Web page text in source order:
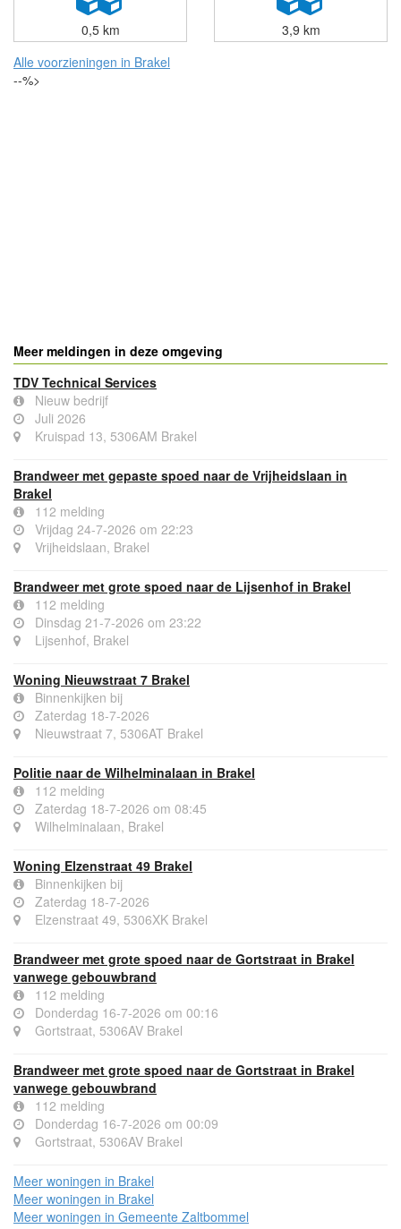
0,5 km
3,9 km
Alle voorzieningen in Brakel
--%>
Meer meldingen in deze omgeving
TDV Technical Services
Nieuw bedrijf
Juli 2026
Kruispad 13, 5306AM Brakel
Brandweer met gepaste spoed naar de Vrijheidslaan in
Brakel
112 melding
Vrijdag 24-7-2026 om 22:23
Vrijheidslaan, Brakel
Brandweer met grote spoed naar de Lijsenhof in Brakel
112 melding
Dinsdag 21-7-2026 om 23:22
Lijsenhof, Brakel
Woning Nieuwstraat 7 Brakel
Binnenkijken bij
Zaterdag 18-7-2026
Nieuwstraat 7, 5306AT Brakel
Politie naar de Wilhelminalaan in Brakel
112 melding
Zaterdag 18-7-2026 om 08:45
Wilhelminalaan, Brakel
Woning Elzenstraat 49 Brakel
Binnenkijken bij
Zaterdag 18-7-2026
Elzenstraat 49, 5306XK Brakel
Brandweer met grote spoed naar de Gortstraat in Brakel
vanwege gebouwbrand
112 melding
Donderdag 16-7-2026 om 00:16
Gortstraat, 5306AV Brakel
Brandweer met grote spoed naar de Gortstraat in Brakel
vanwege gebouwbrand
112 melding
Donderdag 16-7-2026 om 00:09
Gortstraat, 5306AV Brakel
Meer woningen in Brakel
Meer woningen in Brakel
Meer woningen in Gemeente Zaltbommel